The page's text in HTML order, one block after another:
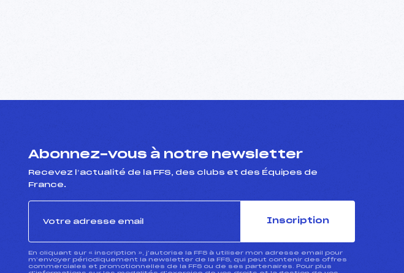
Abonnez-vous à notre newsletter
Recevez l’actualité de la FFS, des clubs et des Équipes de
France.
Inscription
En cliquant sur « inscription », j’autorise la FFS à utiliser mon adresse email pour
m’envoyer périodiquement la newsletter de la FFS, qui peut contenir des offres
commerciales et promotionnelles de la FFS ou de ses partenaires. Pour plus